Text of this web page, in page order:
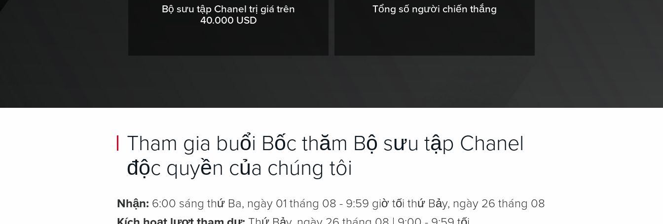
Bộ sưu tập Chanel trị giá trên
40.000 USD
Tổng số người chiến thắng
Tham gia buổi Bốc thăm Bộ sưu tập Chanel
độc quyền của chúng tôi
Nhận: 6:00 sáng thứ Ba, ngày 01 tháng 08 - 9:59 giờ tối thứ Bảy, ngày 26 tháng 08